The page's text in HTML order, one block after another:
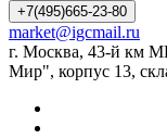
+7(495)665-23-80
market@igcmail.ru
г. Москва, 43-й км
Мир", корпус 13,